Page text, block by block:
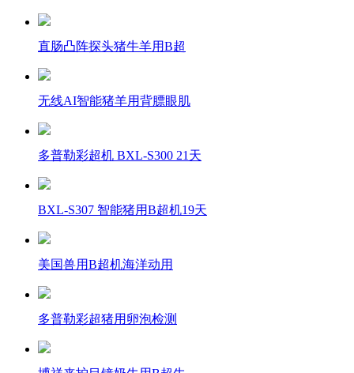
直肠凸阵探头猪牛羊用B超
无线AI智能猪羊用背膘眼肌
多普勒彩超机 BXL-S300 21天
BXL-S307 智能猪用B超机19天
美国兽用B超机海洋动用
多普勒彩超猪用卵泡检测